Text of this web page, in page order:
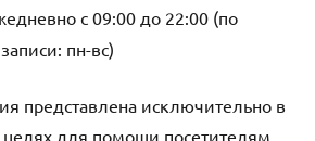
с 09:00 до 22:00 (по
пн-вс)
представлена исключительно в
для помощи посетителям